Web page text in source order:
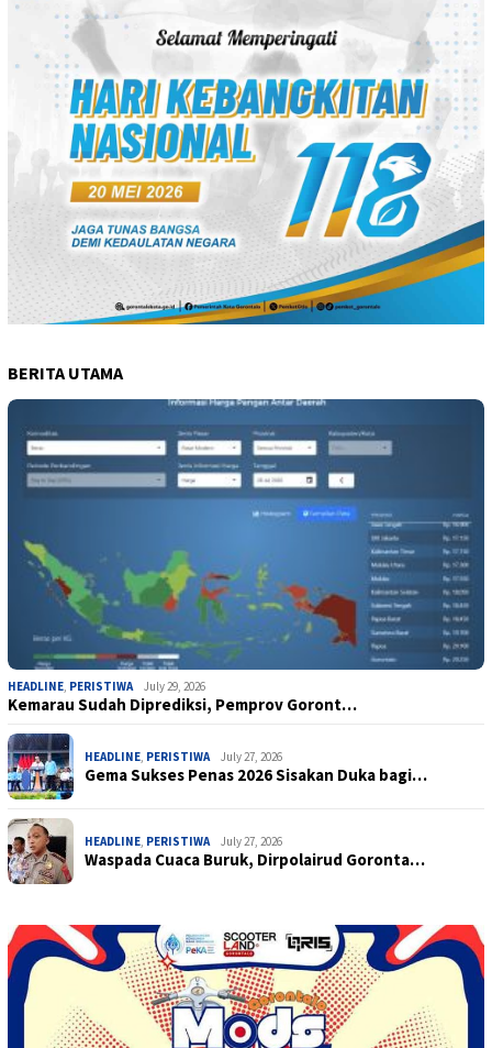
BERITA UTAMA
HEADLINE PERISTIWA July 29, 2026
Kemarau Sudah Diprediksi, Pemprov Goront…
HEADLINE PERISTIWA July 27, 2026
Gema Sukses Penas 2026 Sisakan Duka bagi…
HEADLINE PERISTIWA July 27, 2026
Waspada Cuaca Buruk, Dirpolairud Goronta…